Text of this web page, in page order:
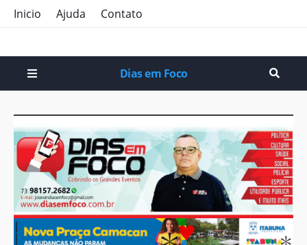
Inicio Ajuda Contato
Dias em Foco